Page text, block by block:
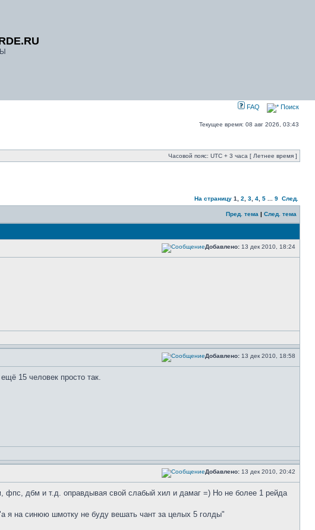
FAQ Поиск
Текущее время: 08 авг 2026, 03:43
Часовой пояс: UTC + 3 часа [ Летнее время ]
На страницу 1 2 3 4 5 9 След.
Пред. тема | След. тема
Добавлено: 13 дек 2010, 18:24
Добавлено: 13 дек 2010, 18:58
15 человек просто так.
Добавлено: 13 дек 2010, 20:42
фпс, дбм и т.д. оправдывая свой слабый хил и дамаг =) Но не более 1 рейда
я на синюю шмотку не буду вешать чант за целых 5 голды"